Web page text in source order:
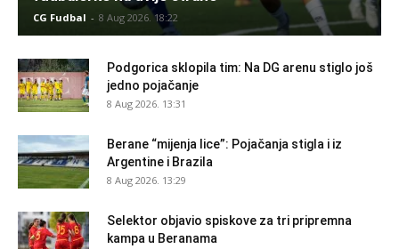
CG Fudbal - 8 Aug 2026. 18:22
Podgorica sklopila tim: Na DG arenu stiglo još
jedno pojačanje
8 Aug 2026. 13:31
Berane “mijenja lice”: Pojačanja stigla i iz
Argentine i Brazila
8 Aug 2026. 13:29
Selektor objavio spiskove za tri pripremna
kampa u Beranama